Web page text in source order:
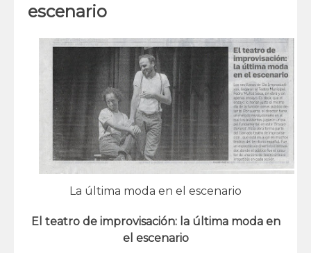
escenario
La última moda en el escenario
El teatro de improvisación: la última moda en
el escenario